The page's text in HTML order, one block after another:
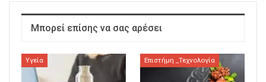
Μπορεί επίσης να σας αρέσει
Υγεία Επιστήμη _Τεχνολογία